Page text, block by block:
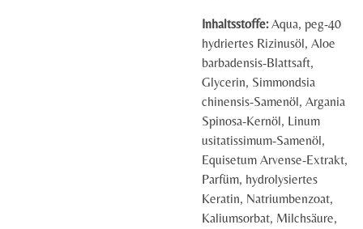
Inhaltsstoffe:Aqua, peg-40
hydriertes Rizinusöl, Aloe
barbadensis-Blattsaft,
Glycerin, Simmondsia
chinensis-Samenöl, Argania
Spinosa-Kernöl, Linum
usitatissimum-Samenöl,
Equisetum Arvense-Extrakt,
Parfüm, hydrolysiertes
Keratin, Natriumbenzoat,
Kaliumsorbat, Milchsäure,